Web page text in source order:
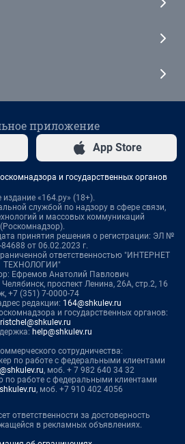
приложение
App Store
и государственных органов
издание «164.ру» (18+).
службой по надзору в сфере связи,
и массовых коммуникаций
(Роскомнадзор).
принятия решения о регистрации: ЭЛ №
от 06.02.2023 г.
ответственностью "ИНТЕРНЕТ
ТЕХНОЛОГИИ"
Ефремов Анатолий Павлович
проспект Ленина, 26А, стр.2, 16
+7 (351) 7-0000-74
редакции: 164@shkulev.ru
и государственных органов:
help@shkulev.ru
сотрудничества:
по работе с федеральными клиентами
, моб. + 7 982 640 34 32
по работе с федеральными клиентами
, моб. +7 910 402 4056
ответственности за достоверность
в рекламных объявлениях.